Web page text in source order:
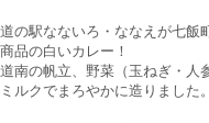
道の駅なないろ・ななえが七飯
商品の白いカレー！
道南の帆立、野菜（玉ねぎ・人
ミルクでまろやかに造りました。